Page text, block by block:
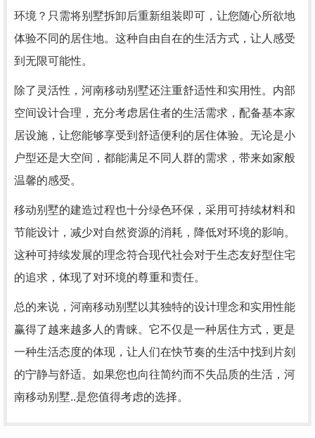
环境？只需将别墅拆卸后重新组装即可，让您随心所欲地
体验不同的居住地。这种自由自在的生活方式，让人感受
到无限可能性。
除了灵活性，河南移动别墅还注重舒适性和实用性。内部
空间设计合理，充分考虑居住者的生活需求，配备基本家
居设施，让您能够享受到舒适便利的居住体验。无论是小
户型还是大空间，都能满足不同人群的需求，带来如家般
温馨的感受。
移动别墅的建造过程也十分绿色环保，采用可持续材料和
节能设计，减少对自然资源的消耗，降低对环境的影响。
这种可持续发展的理念符合现代社会对于生态友好型住宅
的追求，体现了对环境的尊重和责任。
总的来说，河南移动别墅以其独特的设计理念和实用性能
赢得了越来越多人的青睐。它不仅是一种居住方式，更是
一种生活态度的体现，让人们在快节奏的生活中找到片刻
的宁静与舒适。如果您也向往简约而不失品质的生活，河
南移动别墅..是您值得考虑的选择。